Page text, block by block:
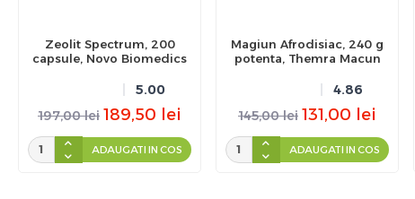
Zeolit Spectrum, 200
capsule, Novo Biomedics
5.00
197,00 lei 189,50 lei
ADAUGATI IN COS
Magiun Afrodisiac, 240 g
potenta, Themra Macun
4.86
145,00 lei 131,00 lei
ADAUGATI IN COS